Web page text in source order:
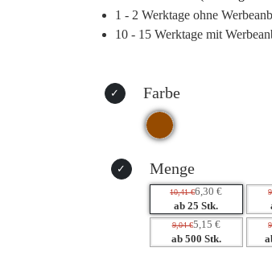
zu setzen – sei es durch digitalen
– Praktische Anwendung sorgt
– Langlebige Qualität sichert
– Vielseitige
1 - 2 Werktage ohne
10 - 15 Werktage mit
Farbe
Menge
10,41 €6,30 €
ab 25 Stk.
9,04 €5,15 €
ab 500 Stk.